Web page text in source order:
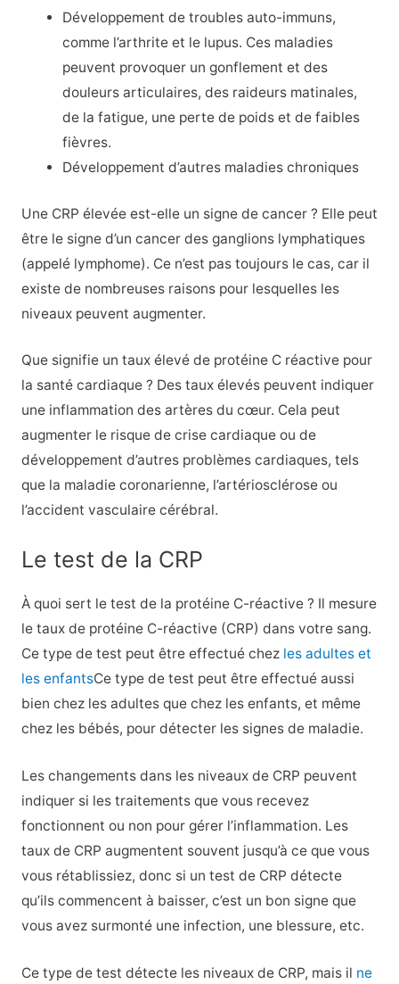
Développement de troubles auto-immuns,
comme l’arthrite et le lupus. Ces maladies
peuvent provoquer un gonflement et des
douleurs articulaires, des raideurs matinales,
de la fatigue, une perte de poids et de faibles
fièvres.
Développement d’autres maladies chroniques
Une CRP élevée est-elle un signe de cancer ? Elle peut
être le signe d’un cancer des ganglions lymphatiques
(appelé lymphome). Ce n’est pas toujours le cas, car il
existe de nombreuses raisons pour lesquelles les
niveaux peuvent augmenter.
Que signifie un taux élevé de protéine C réactive pour
la santé cardiaque ? Des taux élevés peuvent indiquer
une inflammation des artères du cœur. Cela peut
augmenter le risque de crise cardiaque ou de
développement d’autres problèmes cardiaques, tels
que la maladie coronarienne, l’artériosclérose ou
l’accident vasculaire cérébral.
Le test de la CRP
À quoi sert le test de la protéine C-réactive ? Il mesure
le taux de protéine C-réactive (CRP) dans votre sang.
Ce type de test peut être effectué chez les adultes et
les enfantsCe type de test peut être effectué aussi
bien chez les adultes que chez les enfants, et même
chez les bébés, pour détecter les signes de maladie.
Les changements dans les niveaux de CRP peuvent
indiquer si les traitements que vous recevez
fonctionnent ou non pour gérer l’inflammation. Les
taux de CRP augmentent souvent jusqu’à ce que vous
vous rétablissiez, donc si un test de CRP détecte
qu’ils commencent à baisser, c’est un bon signe que
vous avez surmonté une infection, une blessure, etc.
Ce type de test détecte les niveaux de CRP, mais il ne